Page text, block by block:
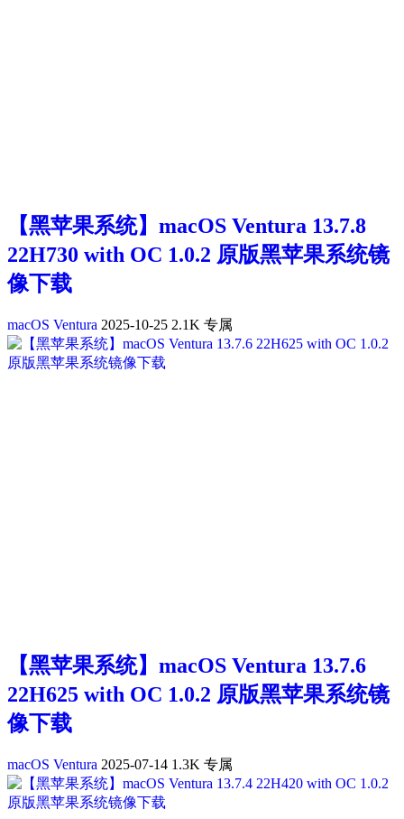
【黑苹果系统】macOS Ventura 13.7.8
22H730 with OC 1.0.2 原版黑苹果系统镜
像下载
macOS Ventura 2025-10-25 2.1K 专属
【黑苹果系统】macOS Ventura 13.7.6
22H625 with OC 1.0.2 原版黑苹果系统镜
像下载
macOS Ventura 2025-07-14 1.3K 专属